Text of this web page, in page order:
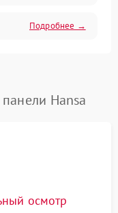
Подробнее →
Hansa
осмотр